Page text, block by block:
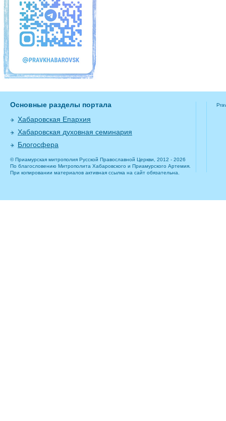
Основные разделы портала
Хабаровская Епархия
Хабаровская духовная семинария
Блогосфера
© Приамурская митрополия Русской Православной Церкви, 2012 - 2026
По благословению Митрополита Хабаровского и Приамурского Артемия.
При копировании материалов активная ссылка на сайт обязательна.